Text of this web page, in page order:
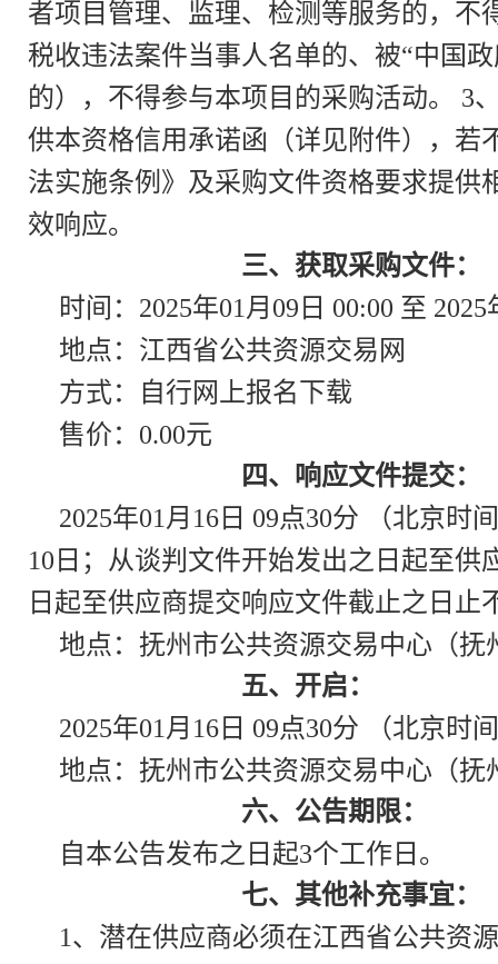
者项目管理、监理、检测等服务的，不
税收违法案件当事人名单的、被“中国
的），不得参与本项目的采购活动。 3
供本资格信用承诺函（详见附件），若
法实施条例》及采购文件资格要求提
效响应。
三、获取采购文件：
时间：2025年01月09日 00:00 至 2025
地点：江西省公共资源交易网
方式：自行网上报名下载
售价：0.00元
四、响应文件提交：
2025年01月16日 09点30分 （北京
10日；从谈判文件开始发出之日起至
日起至供应商提交响应文件截止之日止
地点：抚州市公共资源交易中心（
五、开启：
2025年01月16日 09点30分 （北京时
地点：抚州市公共资源交易中心（
六、公告期限：
自本公告发布之日起3个工作日。
七、其他补充事宜：
1、潜在供应商必须在江西省公共资